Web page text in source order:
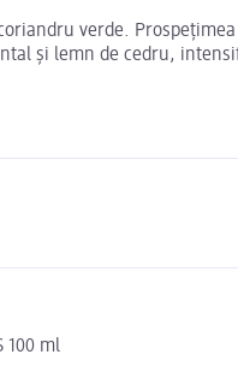
verde.
și lemn de cedru,
100 ml